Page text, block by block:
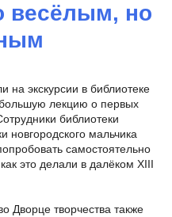
весёлым, но
на экскурсии в библиотеке
лекцию о первых
библиотеки
новгородского мальчика
самостоятельно
это делали в далёком XIII
Дворце творчества также